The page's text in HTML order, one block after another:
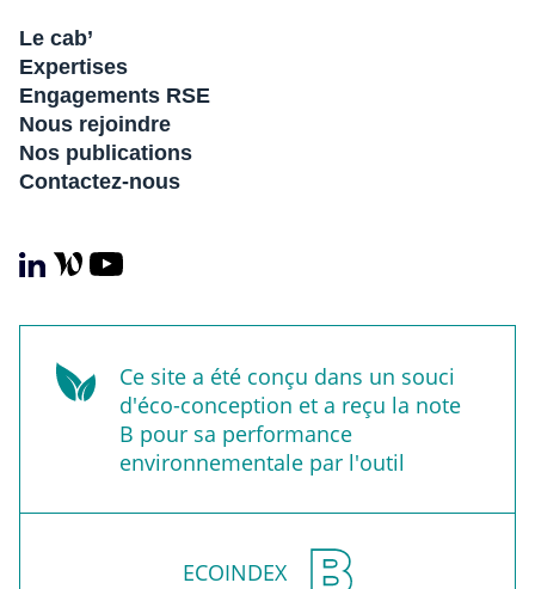
Le cab’
Expertises
Engagements RSE
Nous rejoindre
Nos publications
Contactez-nous
Ce site a été conçu dans un souci
d'éco-conception et a reçu la note
B pour sa performance
environnementale par l'outil
ECOINDEX